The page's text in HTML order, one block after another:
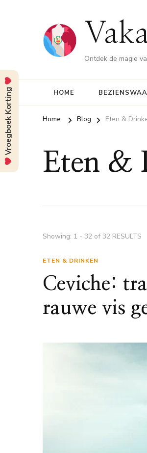
Ontdek de magie
HOME
Home Blog Eten &
Eten &
Showing: 1 - 32 of 32 RESULTS
ETEN & DRINKEN
Ceviche:
rauwe vis
Vroegboek Korting